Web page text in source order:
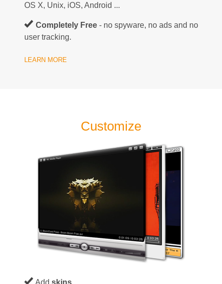
OS X, Unix, iOS, Android ...
Completely Free - no spyware, no ads and no
user tracking.
LEARN MORE
Customize
Add skins